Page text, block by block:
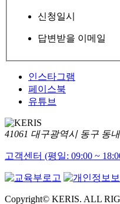
신청일시
답변받을 이메일
인스타그램
페이스북
유튜브
41061 대구광역시 동구 동
고객센터 (평일: 09:00 ~
Copyright© KERIS. ALL